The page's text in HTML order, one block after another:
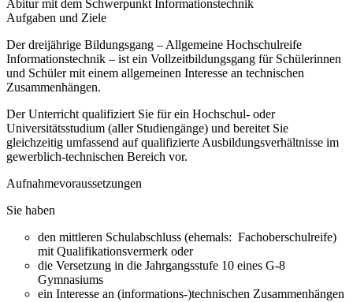
Abitur mit dem Schwerpunkt Informationstechnik
Aufgaben und Ziele
Der dreijährige Bildungsgang – Allgemeine Hochschulreife
Informationstechnik – ist ein Vollzeitbildungsgang für Schülerinnen
und Schüler mit einem allgemeinen Interesse an technischen
Zusammenhängen.
Der Unterricht qualifiziert Sie für ein Hochschul- oder
Universitätsstudium (aller Studiengänge) und bereitet Sie
gleichzeitig umfassend auf qualifizierte Ausbildungsverhältnisse im
gewerblich-technischen Bereich vor.
Aufnahmevoraussetzungen
Sie haben
den mittleren Schulabschluss (ehemals: Fachoberschulreife)
mit Qualifikationsvermerk oder
die Versetzung in die Jahrgangsstufe 10 eines G-8
Gymnasiums
ein Interesse an (informations-)technischen Zusammenhängen